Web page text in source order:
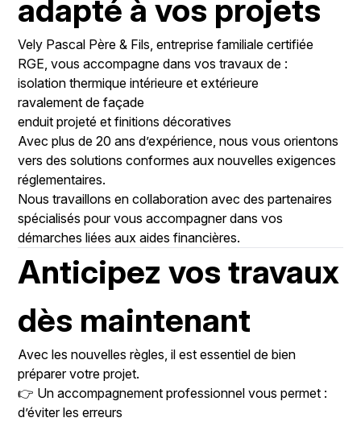
adapté à vos projets
Vely Pascal Père & Fils, entreprise familiale certifiée
RGE, vous accompagne dans vos travaux de :
isolation thermique intérieure et extérieure
ravalement de façade
enduit projeté et finitions décoratives
Avec plus de 20 ans d’expérience, nous vous orientons
vers des solutions conformes aux nouvelles exigences
réglementaires.
Nous travaillons en collaboration avec des partenaires
spécialisés pour vous accompagner dans vos
démarches liées aux aides financières.
Anticipez vos travaux
dès maintenant
Avec les nouvelles règles, il est essentiel de bien
préparer votre projet.
👉 Un accompagnement professionnel vous permet :
d’éviter les erreurs